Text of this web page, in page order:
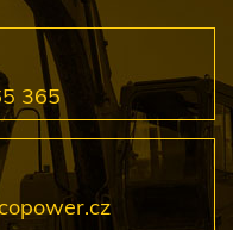
365